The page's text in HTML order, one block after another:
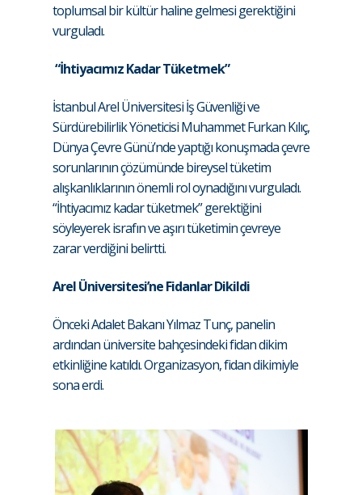
toplumsal bir kültür haline gelmesi gerektiğini
vurguladı.
“İhtiyacımız Kadar Tüketmek”
İstanbul Arel Üniversitesi İş Güvenliği ve
Sürdürebilirlik Yöneticisi Muhammet Furkan Kılıç,
Dünya Çevre Günü’nde yaptığı konuşmada çevre
sorunlarının çözümünde bireysel tüketim
alışkanlıklarının önemli rol oynadığını vurguladı.
“İhtiyacımız kadar tüketmek” gerektiğini
söyleyerek israfın ve aşırı tüketimin çevreye
zarar verdiğini belirtti.
Arel Üniversitesi’ne Fidanlar Dikildi
Önceki Adalet Bakanı Yılmaz Tunç, panelin
ardından üniversite bahçesindeki fidan dikim
etkinliğine katıldı. Organizasyon, fidan dikimiyle
sona erdi.